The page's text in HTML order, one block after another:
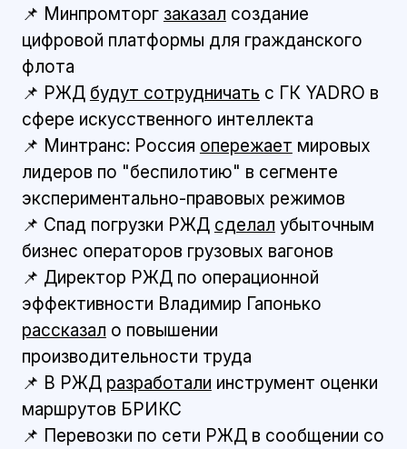
📌 Минпромторг заказал создание
цифровой платформы для гражданского
флота
📌 РЖД будут сотрудничать с ГК YADRO в
сфере искусственного интеллекта
📌 Минтранс: Россия опережает мировых
лидеров по "беспилотию" в сегменте
экспериментально-правовых режимов
📌 Спад погрузки РЖД сделал убыточным
бизнес операторов грузовых вагонов
📌 Директор РЖД по операционной
эффективности Владимир Гапонько
рассказал о повышении
производительности труда
📌 В РЖД разработали инструмент оценки
маршрутов БРИКС
📌 Перевозки по сети РЖД в сообщении со